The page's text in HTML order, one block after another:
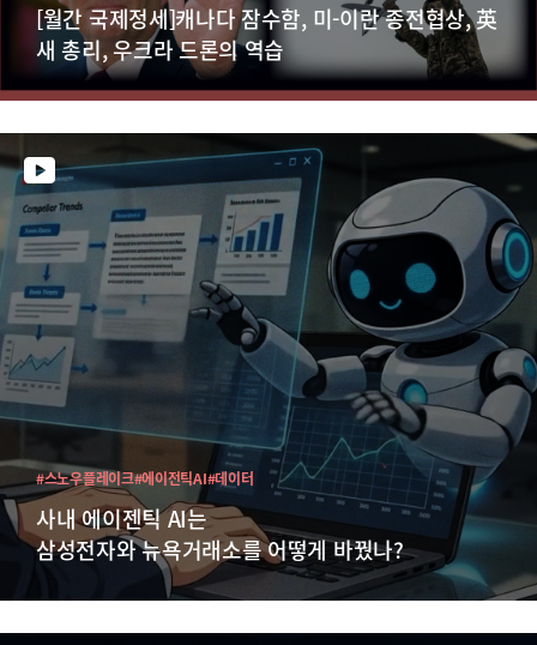
[월간 국제정세]캐나다 잠수함, 미-이란 종전협상, 英
새 총리, 우크라 드론의 역습
사내 에이젠틱 AI는
삼성전자와 뉴욕거래소를 어떻게 바꿨나?
#스노우플레이크#에이전틱AI#데이터